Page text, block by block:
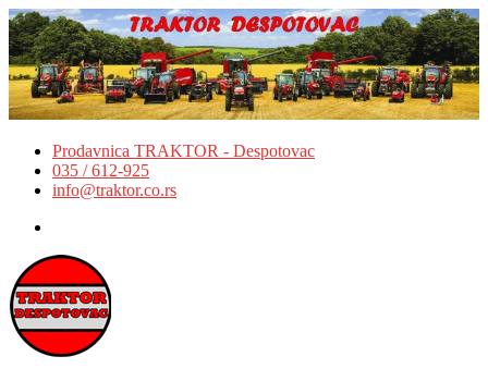
Skip
to
content
Prodavnica TRAKTOR - Despotovac
035 / 612-925
info@traktor.co.rs